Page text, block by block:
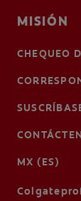
MISIÓN
CHEQUEO
MX (ES)